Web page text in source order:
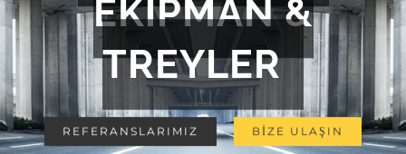
EKİPMAN &
TREYLER
REFERANSLARIMIZ BİZE ULAŞIN